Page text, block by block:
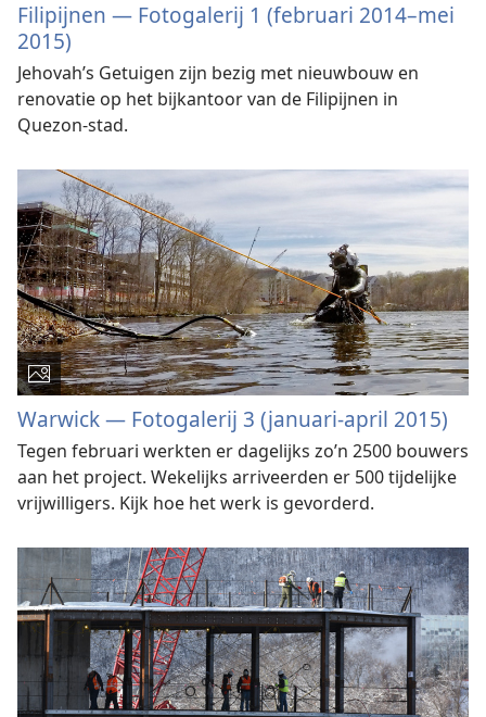
Filipijnen — Fotogalerij 1 (februari 2014–mei
2015)
Jehovah’s Getuigen zijn bezig met nieuwbouw en
renovatie op het bijkantoor van de Filipijnen in
Quezon-stad.
Warwick — Fotogalerij 3 (januari-april 2015)
Tegen februari werkten er dagelijks zo’n 2500 bouwers
aan het project. Wekelijks arriveerden er 500 tijdelijke
vrijwilligers. Kijk hoe het werk is gevorderd.